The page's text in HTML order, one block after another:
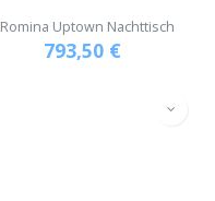
Romina Uptown Nachttisch
793,50 €